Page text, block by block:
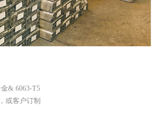
& 6063-T5
或客户订制